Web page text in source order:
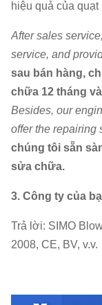
hiệu quả của quạt
After sales
service, and
sau bán hàng,
chữa 12 tháng
Besides, our
offer the repairing
chúng tôi sẵn
sửa chữa.
3. Công ty của
Trả lời: SIMO
2008, CE, BV, v.v.